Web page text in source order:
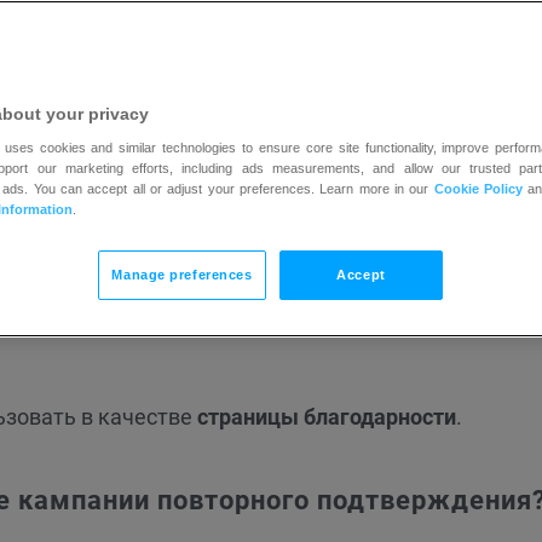
способ действия, если вы видите, что ваш
из ваших контактов все еще хотят получать от
вовлеченные контакты, скорее всего,
отпишутся, что снизит статистику вашей учетной
вам потребуется:
в качестве страницы благодарности.
кампании повторного
your privacy
cookies and similar technologies to ensure core site functionality, improve
our marketing efforts, including ads measurements, and allow our trusted
ads. You can accept all or adjust your preferences. Learn more in our Cookie Policy
Manage preferences Accept